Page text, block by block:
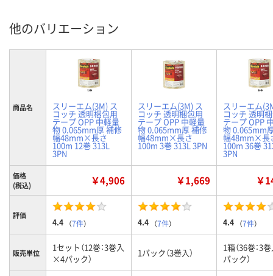
他のバリエーション
商品名 スリーエム(3M) ス
コッチ 透明梱包用
テープ OPP 中軽量
物 0.065mm厚 補修
幅48mm×長さ
100m 12巻 313L
3PN
スリーエム(3M) ス
コッチ 透明梱包用
テープ OPP 中軽量
物 0.065mm厚 補修
幅48mm×長さ
100m 3巻 313L 3PN
スリーエム
コッチ 透明
テープ OPP
物 0.065mm
幅48mm×長
100m 36巻
3PN
価格
(税込)
￥4,906 ￥1,669 ￥
評価
4.4 （7件） 4.4 （7件） 4.4 （7件）
販売単位
1セット（12巻：3巻入
×4パック）
1パック（3巻入）
1箱（36巻：3
パック）